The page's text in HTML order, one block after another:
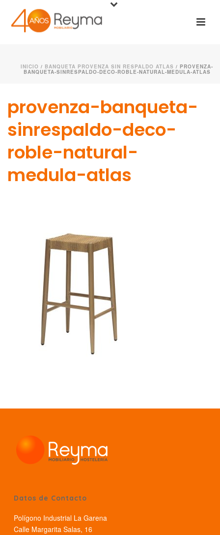
INICIO / BANQUETA PROVENZA SIN RESPALDO ATLAS / PROVENZA-
BANQUETA-SINRESPALDO-DECO-ROBLE-NATURAL-MEDULA-ATLAS
provenza-banqueta-
sinrespaldo-deco-
roble-natural-
medula-atlas
Datos de Contacto
Polígono Industrial La Garena
Calle Margarita Salas, 16